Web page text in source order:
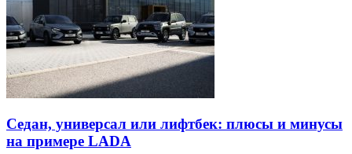
Седан, универсал или лифтбек: плюсы и минусы
на примере LADA